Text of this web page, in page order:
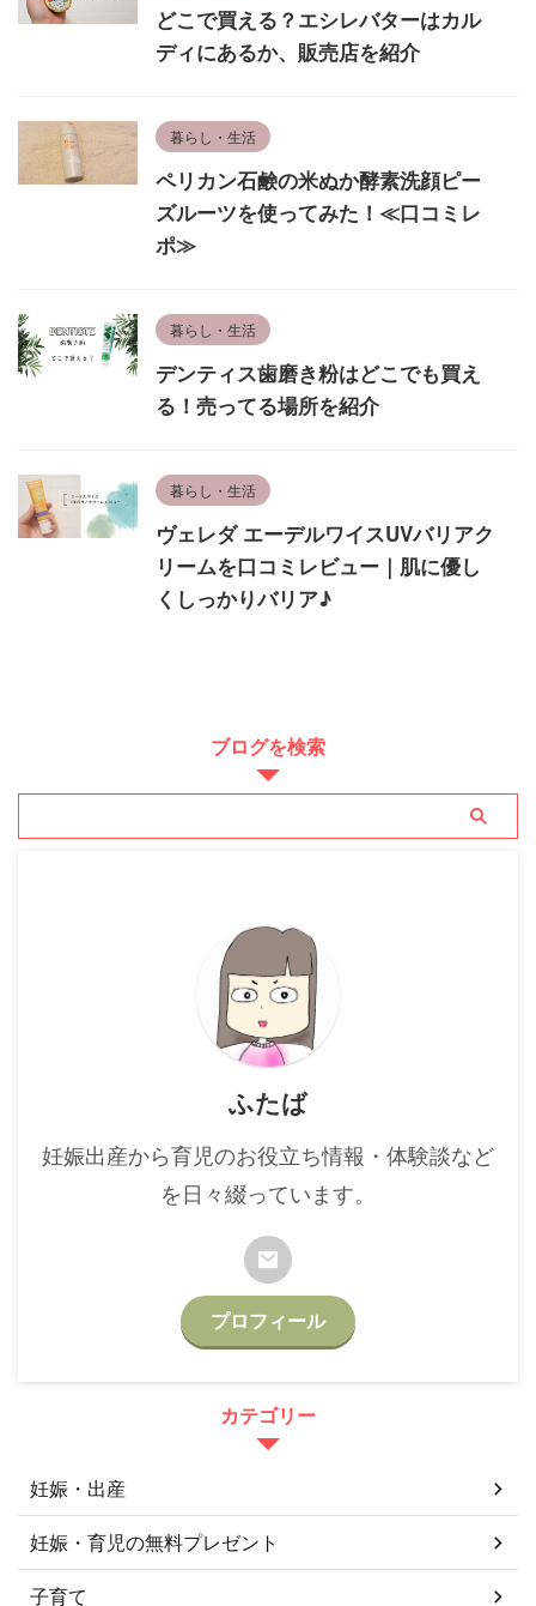
どこで買える？エシレバターはカル
ディにあるか、販売店を紹介
暮らし・生活
ペリカン石鹸の米ぬか酵素洗顔ピー
ズルーツを使ってみた！≪口コミレ
ポ≫
暮らし・生活
デンティス歯磨き粉はどこでも買え
る！売ってる場所を紹介
暮らし・生活
ヴェレダ エーデルワイスUVバリアク
リームを口コミレビュー｜肌に優し
くしっかりバリア♪
ブログを検索
ふたば
妊娠出産から育児のお役立ち情報・体験談など
を日々綴っています。
プロフィール
カテゴリー
妊娠・出産
妊娠・育児の無料プレゼント
子育て